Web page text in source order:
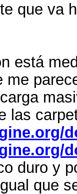
que va
está
me
las
duro y
que